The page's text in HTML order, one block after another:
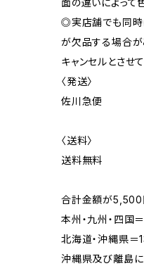
面の違いによって
◎実店舗でも同時
が欠品する場合が
キャンセルとさせ
〈発送〉
佐川急便
〈送料〉
送料無料
合計金額が5,500
本州・九州・四国
北海道・沖縄県＝
沖縄県及び離島に